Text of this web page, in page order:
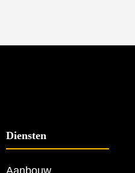
Diensten